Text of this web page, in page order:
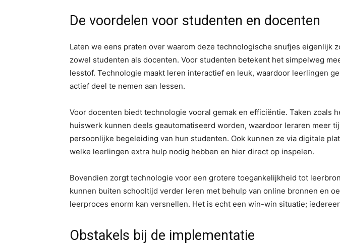
De voordelen voor studenten en docenten
Laten we eens praten over waarom deze technologische snufjes eigenlijk
zowel studenten als docenten. Voor studenten betekent het simpelweg
lesstof. Technologie maakt leren interactief en leuk, waardoor leerlingen
actief deel te nemen aan lessen.
Voor docenten biedt technologie vooral gemak en efficiëntie. Taken zoals
huiswerk kunnen deels geautomatiseerd worden, waardoor leraren meer
persoonlijke begeleiding van hun studenten. Ook kunnen ze via digitale
welke leerlingen extra hulp nodig hebben en hier direct op inspelen.
Bovendien zorgt technologie voor een grotere toegankelijkheid tot
kunnen buiten schooltijd verder leren met behulp van online bronnen en
leerproces enorm kan versnellen. Het is echt een win-win situatie;
Obstakels bij de implementatie